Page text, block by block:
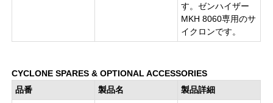
す。ゼンハイザー
MKH 8060専用のサ
イクロンです。
CYCLONE SPARES & OPTIONAL ACCESSORIES
品番
製品名
製品詳細